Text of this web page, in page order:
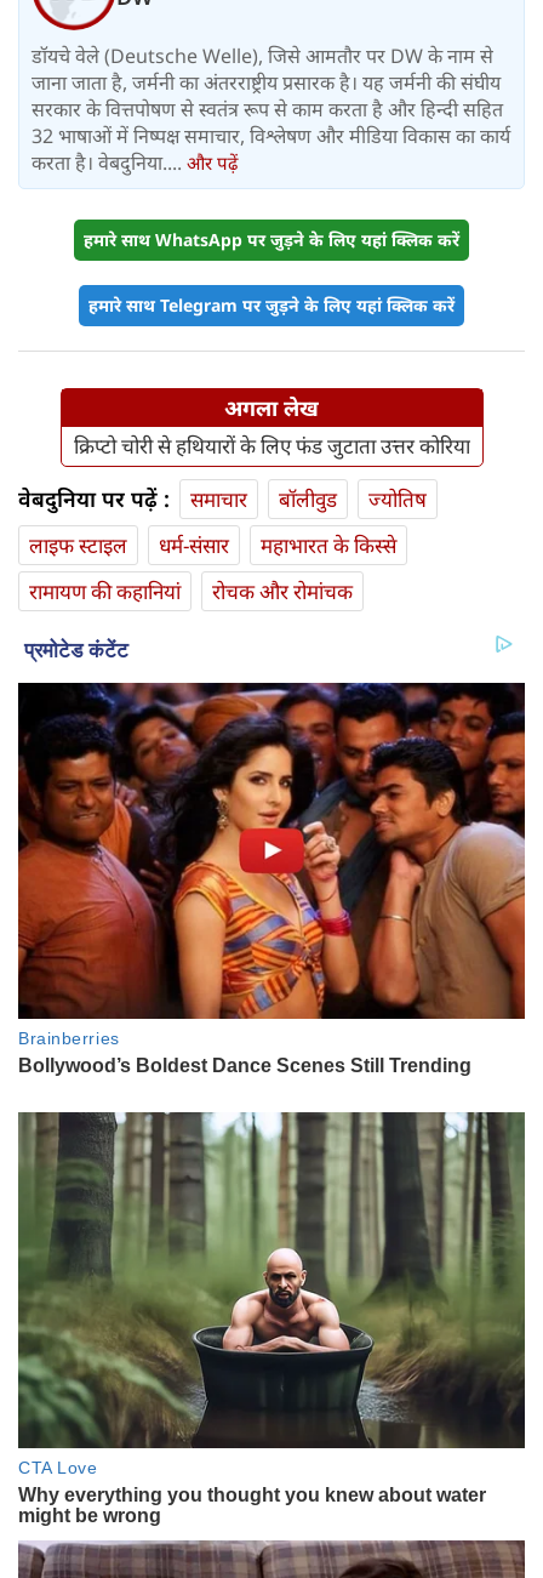
डॉयचे वेले (Deutsche Welle), जिसे आमतौर पर DW के नाम से
जाना जाता है, जर्मनी का अंतरराष्ट्रीय प्रसारक है। यह जर्मनी की संघीय
सरकार के वित्तपोषण से स्वतंत्र रूप से काम करता है और हिन्दी सहित
32 भाषाओं में निष्पक्ष समाचार, विश्लेषण और मीडिया विकास का कार्य
करता है। वेबदुनिया.... और पढ़ें
हमारे साथ WhatsApp पर जुड़ने के लिए यहां क्लिक करें
हमारे साथ Telegram पर जुड़ने के लिए यहां क्लिक करें
अगला लेख
क्रिप्टो चोरी से हथियारों के लिए फंड जुटाता उत्तर कोरिया
वेबदुनिया पर पढ़ें : समाचार बॉलीवुड
ज्योतिष
लाइफ स्‍टाइल
धर्म-संसार
महाभारत के किस्से
रामायण की कहानियां
रोचक और रोमांचक